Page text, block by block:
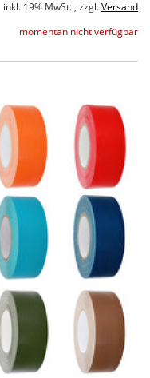
inkl. 19% MwSt. , zzgl. Versand
momentan nicht verfügbar